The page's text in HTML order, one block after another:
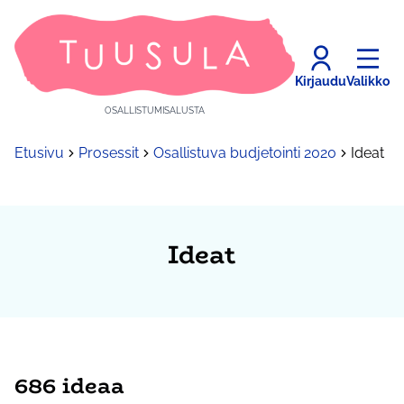
OSALLISTUMISALUSTA
KirjauduValikko
Etusivu Prosessit Osallistuva budjetointi 2020 Ideat
Ideat
686 ideaa